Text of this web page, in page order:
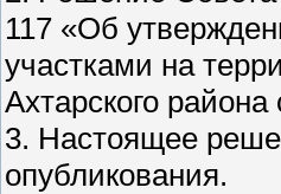
117 «Об
участками на
Ахтарского
3. Настоящее
опубликования.